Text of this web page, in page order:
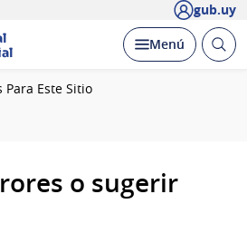
gub.uy
Desplegar
Menú Abrir
Este Sitio
o sugerir